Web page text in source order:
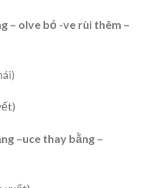
– olve bỏ -ve rùi thêm –
–uce thay bằng –